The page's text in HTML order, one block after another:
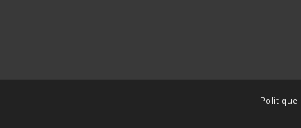
Politique